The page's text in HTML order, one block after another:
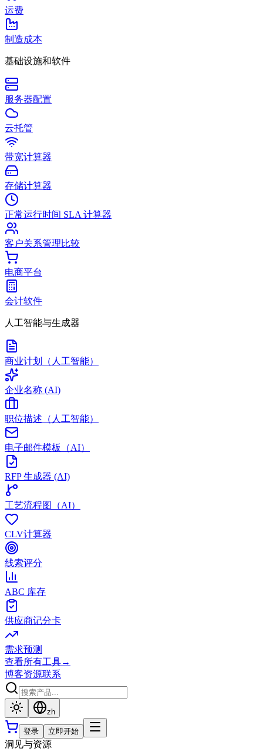
运费
制造成本
基础设施和软件
服务器配置
云托管
带宽计算器
存储计算器
正常运行时间 SLA 计算器
客户关系管理比较
电商平台
会计软件
人工智能与生成器
商业计划（人工智能）
企业名称 (AI)
职位描述（人工智能）
电子邮件模板（AI）
RFP 生成器 (AI)
工艺流程图（AI）
CLV计算器
线索评分
ABC 库存
供应商记分卡
需求预测
查看所有工具→
博客资源联系
zh
登录 立即开始
洞见与资源